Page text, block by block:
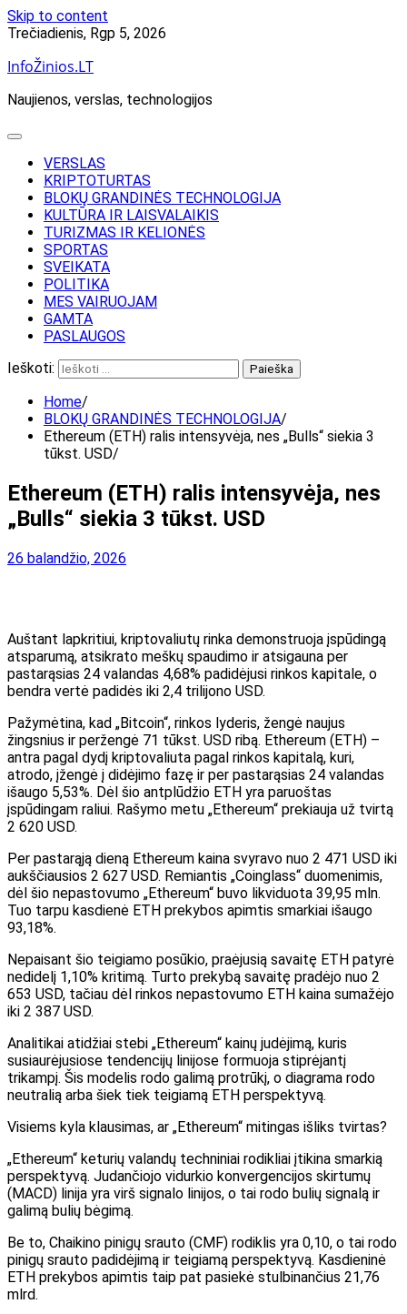
Skip to content
Trečiadienis, Rgp 5, 2026
InfoŽinios.LT
Naujienos, verslas, technologijos
VERSLAS
KRIPTOTURTAS
BLOKŲ GRANDINĖS TECHNOLOGIJA
KULTŪRA IR LAISVALAIKIS
TURIZMAS IR KELIONĖS
SPORTAS
SVEIKATA
POLITIKA
MES VAIRUOJAM
GAMTA
PASLAUGOS
Ieškoti:
Home
BLOKŲ GRANDINĖS TECHNOLOGIJA
Ethereum (ETH) ralis intensyvėja, nes „Bulls“ siekia 3
tūkst. USD
Ethereum (ETH) ralis intensyvėja, nes
„Bulls“ siekia 3 tūkst. USD
26 balandžio, 2026
Auštant lapkritiui, kriptovaliutų rinka demonstruoja įspūdingą
atsparumą, atsikrato meškų spaudimo ir atsigauna per
pastarąsias 24 valandas 4,68% padidėjusi rinkos kapitale, o
bendra vertė padidės iki 2,4 trilijono USD.
Pažymėtina, kad „Bitcoin“, rinkos lyderis, žengė naujus
žingsnius ir peržengė 71 tūkst. USD ribą. Ethereum (ETH) –
antra pagal dydį kriptovaliuta pagal rinkos kapitalą, kuri,
atrodo, įžengė į didėjimo fazę ir per pastarąsias 24 valandas
išaugo 5,53%. Dėl šio antplūdžio ETH yra paruoštas
įspūdingam raliui. Rašymo metu „Ethereum“ prekiauja už tvirtą
2 620 USD.
Per pastarąją dieną Ethereum kaina svyravo nuo 2 471 USD iki
aukščiausios 2 627 USD. Remiantis „Coinglass“ duomenimis,
dėl šio nepastovumo „Ethereum“ buvo likviduota 39,95 mln.
Tuo tarpu kasdienė ETH prekybos apimtis smarkiai išaugo
93,18%.
Nepaisant šio teigiamo posūkio, praėjusią savaitę ETH patyrė
nedidelį 1,10% kritimą. Turto prekybą savaitę pradėjo nuo 2
653 USD, tačiau dėl rinkos nepastovumo ETH kaina sumažėjo
iki 2 387 USD.
Analitikai atidžiai stebi „Ethereum“ kainų judėjimą, kuris
susiaurėjusiose tendencijų linijose formuoja stiprėjantį
trikampį. Šis modelis rodo galimą protrūkį, o diagrama rodo
neutralią arba šiek tiek teigiamą ETH perspektyvą.
Visiems kyla klausimas, ar „Ethereum“ mitingas išliks tvirtas?
„Ethereum“ keturių valandų techniniai rodikliai įtikina smarkią
perspektyvą. Judančiojo vidurkio konvergencijos skirtumų
(MACD) linija yra virš signalo linijos, o tai rodo bulių signalą ir
galimą bulių bėgimą.
Be to, Chaikino pinigų srauto (CMF) rodiklis yra 0,10, o tai rodo
pinigų srauto padidėjimą ir teigiamą perspektyvą. Kasdieninė
ETH prekybos apimtis taip pat pasiekė stulbinančius 21,76
mlrd.